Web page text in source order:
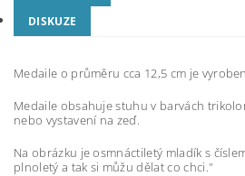
DISKUZE
Medaile o průměru cca 12,5 cm je
Medaile obsahuje stuhu v barvách
nebo vystavení na zeď.
Na obrázku je osmnáctiletý mladík s
plnoletý a tak si můžu dělat co chci."